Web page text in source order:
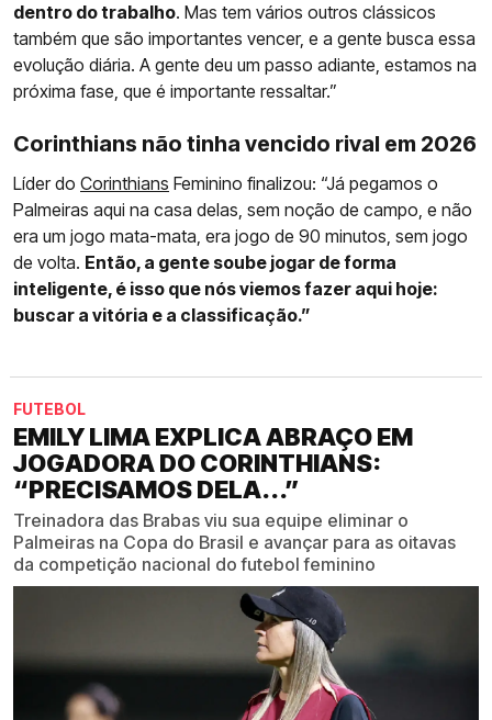
dentro do trabalho. Mas tem vários outros clássicos
também que são importantes vencer, e a gente busca essa
evolução diária. A gente deu um passo adiante, estamos na
próxima fase, que é importante ressaltar.”
Corinthians não tinha vencido rival em 2026
Líder do Corinthians Feminino finalizou: “Já pegamos o
Palmeiras aqui na casa delas, sem noção de campo, e não
era um jogo mata-mata, era jogo de 90 minutos, sem jogo
de volta. Então, a gente soube jogar de forma
inteligente, é isso que nós viemos fazer aqui hoje:
buscar a vitória e a classificação.”
FUTEBOL
EMILY LIMA EXPLICA ABRAÇO EM
JOGADORA DO CORINTHIANS:
“PRECISAMOS DELA...”
Treinadora das Brabas viu sua equipe eliminar o
Palmeiras na Copa do Brasil e avançar para as oitavas
da competição nacional do futebol feminino